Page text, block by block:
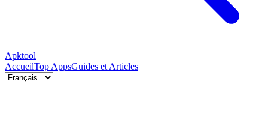
Apktool
AccueilTop AppsGuides et Articles